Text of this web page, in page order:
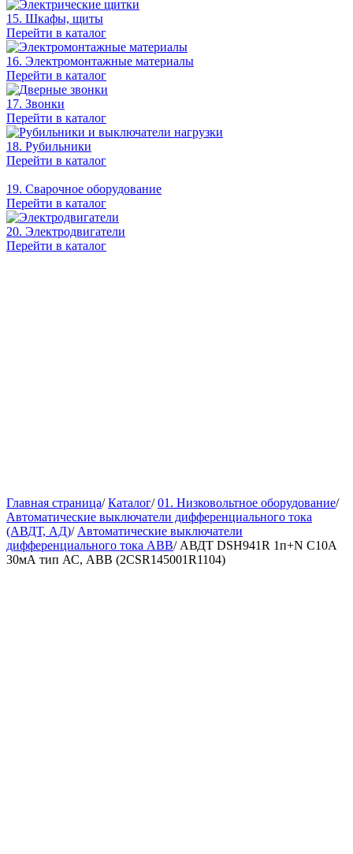
15. Шкафы, щиты
Перейти в каталог
16. Электромонтажные материалы
Перейти в каталог
17. Звонки
Перейти в каталог
18. Рубильники
Перейти в каталог
19. Сварочное оборудование
Перейти в каталог
20. Электродвигатели
Перейти в каталог
Главная страница/ Каталог/ 01. Низковольтное оборудование/
Автоматические выключатели дифференциального тока
(АВДТ, АД)/ Автоматические выключатели
дифференциального тока ABB/ АВДТ DSH941R 1п+N C10А
30мА тип АС, АВВ (2CSR145001R1104)